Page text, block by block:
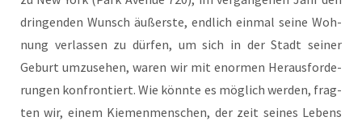
drin­gen­den Wunsch äußers­te, end­lich ein­mal sei­ne Woh­
nung ver­las­sen zu dür­fen, um sich in der Stadt sei­ner
Geburt umzu­se­hen, waren wir mit enor­men Her­aus­for­de­
run­gen kon­fron­tiert. Wie könn­te es mög­lich wer­den, frag­
ten wir, einem Kie­men­men­schen, der zeit sei­nes Lebens